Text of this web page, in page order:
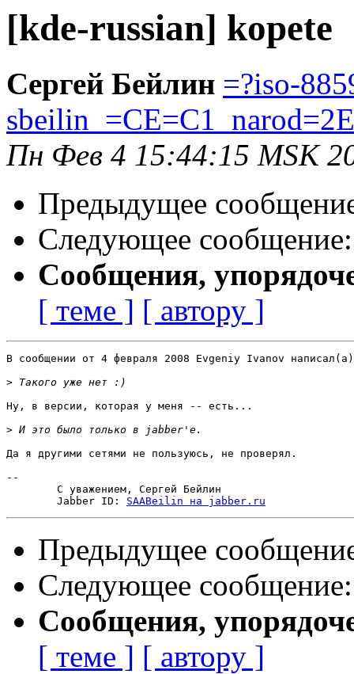
[kde-russian] kopete
Сергей Бейлин =?iso-
Пн Фев 4 15:44:15 MSK
Предыдущее
Следующее
Сообщения,
[ теме ] [ автору ]
В сообщении от 4 февраля 2008 Evgeniy Ivanov
>
Ну, в версии, которая у меня -- есть...
>
Да я другими сетями не пользуюсь, не проверял.
--
        С уважением, Сергей Бейлин
        Jabber ID:
SAABeilin на jabber.ru
Предыдущее
Следующее
Сообщения,
[ теме ] [ автору ]